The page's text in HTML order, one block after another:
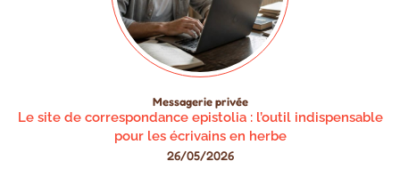
Messagerie privée
Le site de correspondance epistolia : l’outil indispensable
pour les écrivains en herbe
26/05/2026